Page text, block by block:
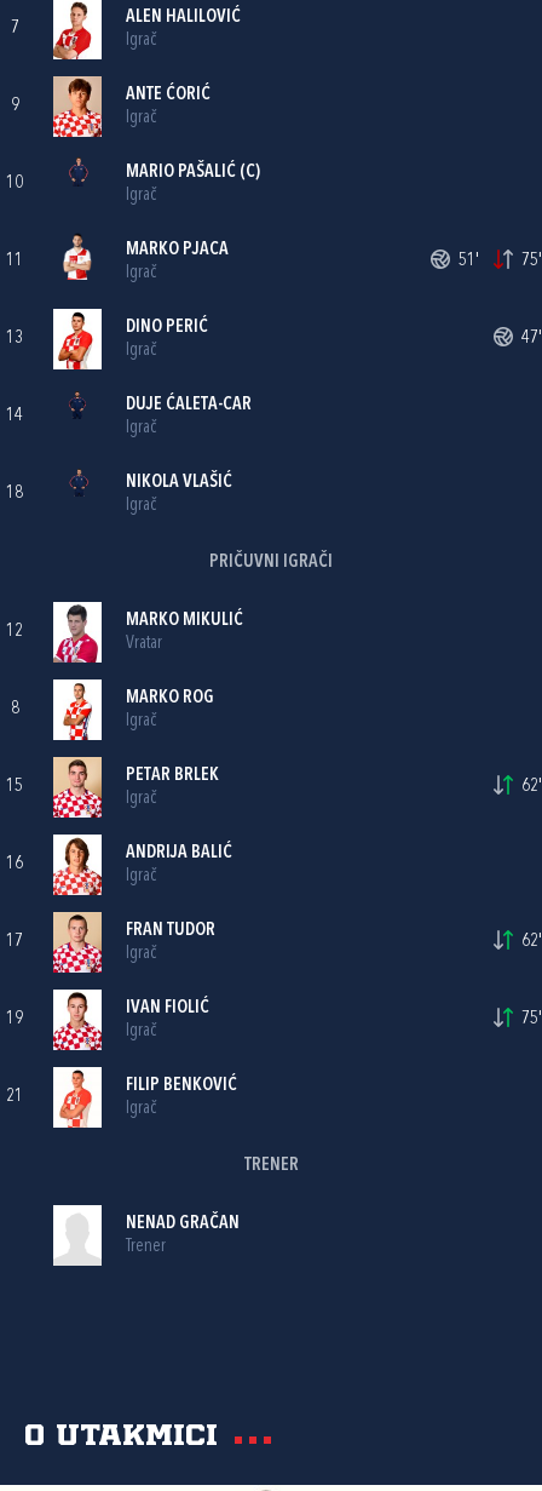
7
ALEN HALILOVIĆ
Igrač
9
ANTE ĆORIĆ
Igrač
10
MARIO PAŠALIĆ (C)
Igrač
11
MARKO PJACA
Igrač
51' 75'
13
DINO PERIĆ
Igrač
47'
14
DUJE ĆALETA-CAR
Igrač
18
NIKOLA VLAŠIĆ
Igrač
PRIČUVNI IGRAČI
12
MARKO MIKULIĆ
Vratar
8
MARKO ROG
Igrač
15
PETAR BRLEK
Igrač
62'
16
ANDRIJA BALIĆ
Igrač
17
FRAN TUDOR
Igrač
62'
19
IVAN FIOLIĆ
Igrač
75'
21
FILIP BENKOVIĆ
Igrač
TRENER
NENAD GRAČAN
Trener
O utakmici